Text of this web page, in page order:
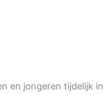
en jongeren tijdelijk in